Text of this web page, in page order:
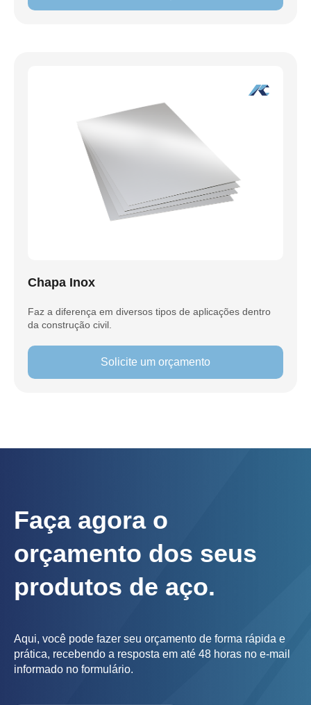
Chapa Inox
Faz a diferença em diversos tipos de aplicações dentro
da construção civil.
Solicite um orçamento
Faça agora o
orçamento dos seus
produtos de aço.
Aqui, você pode fazer seu orçamento de forma rápida e
prática, recebendo a resposta em até 48 horas no e-mail
informado no formulário.